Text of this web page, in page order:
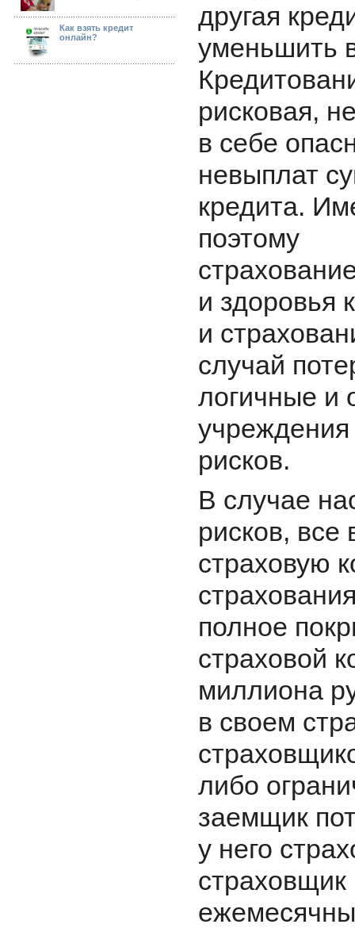
Как взять кредит
онлайн?
другая
уменьшить
рисковая,
в себе
невыплат
кредита.
поэтому
и здоровья
и
случай
логичные и
рисков.
В случае
рисков, все
страховую
полное
страховой
миллиона
в своем
либо
заемщик
у него